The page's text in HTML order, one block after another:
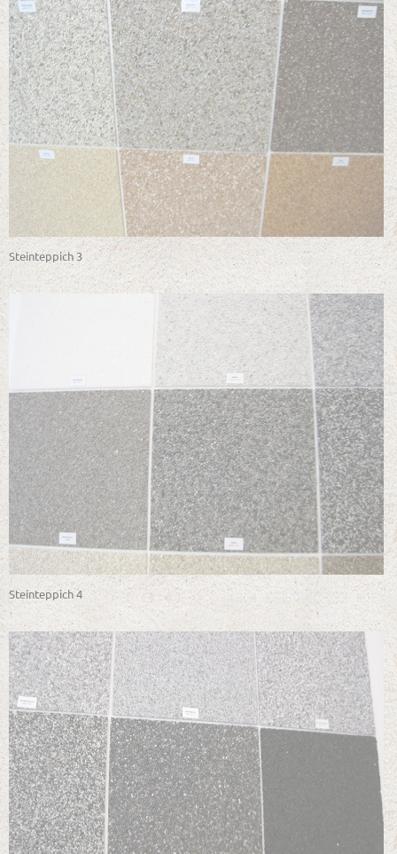
Steinteppich 3
Steinteppich 4